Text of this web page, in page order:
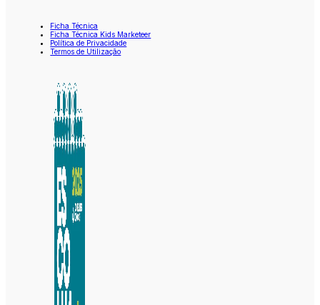
Ficha Técnica
Ficha Técnica Kids Marketeer
Política de Privacidade
Termos de Utilização